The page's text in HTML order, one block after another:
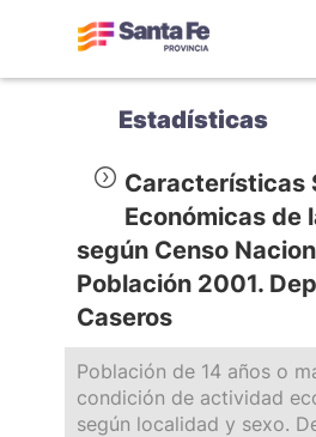
Estadísticas
Características
Económicas de
según Censo
Población 2001.
Caseros
Población de 14 años o
condición de actividad
según localidad y sexo.